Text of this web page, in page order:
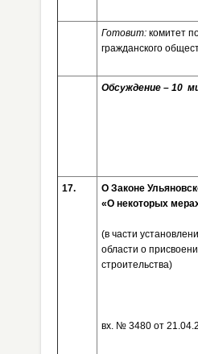
Готовит: комитет
гражданского
Обсуждение – 10
17.
О Законе
«О некоторых
(в части
области о
строительства)
вх. № 3480 от